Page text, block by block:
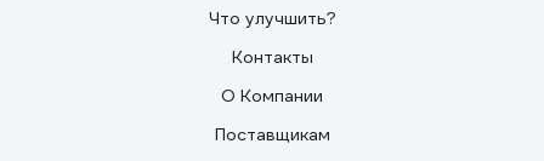
Что улучшить?
Контакты
О Компании
Поставщикам